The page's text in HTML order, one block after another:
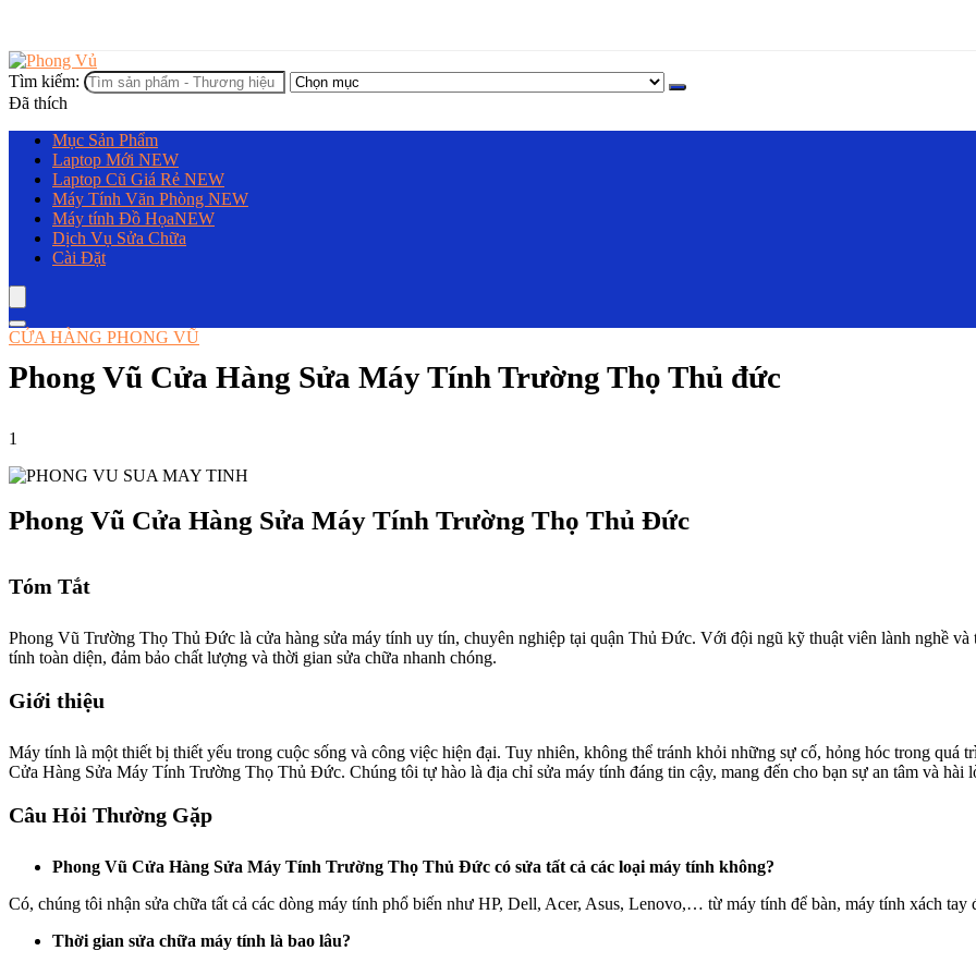
Tìm kiếm:
Đã thích
Mục Sản Phẩm
Laptop Mới NEW
Laptop Cũ Giá Rẻ NEW
Máy Tính Văn Phòng NEW
Máy tính Đồ HọaNEW
Dịch Vụ Sửa Chữa
Cài Đặt
CỬA HÀNG PHONG VŨ
Phong Vũ Cửa Hàng Sửa Máy Tính Trường Thọ Thủ đức
1
Phong Vũ Cửa Hàng Sửa Máy Tính Trường Thọ Thủ Đức
Tóm Tắt
Phong Vũ Trường Thọ Thủ Đức là cửa hàng sửa máy tính uy tín, chuyên nghiệp tại quận Thủ Đức. Với đội ngũ kỹ thuật viên lành nghề và
tính toàn diện, đảm bảo chất lượng và thời gian sửa chữa nhanh chóng.
Giới thiệu
Máy tính là một thiết bị thiết yếu trong cuộc sống và công việc hiện đại. Tuy nhiên, không thể tránh khỏi những sự cố, hỏng hóc trong quá
Cửa Hàng Sửa Máy Tính Trường Thọ Thủ Đức. Chúng tôi tự hào là địa chỉ sửa máy tính đáng tin cậy, mang đến cho bạn sự an tâm và hài
Câu Hỏi Thường Gặp
Phong Vũ Cửa Hàng Sửa Máy Tính Trường Thọ Thủ Đức có sửa tất cả các loại máy tính không?
Có, chúng tôi nhận sửa chữa tất cả các dòng máy tính phổ biến như HP, Dell, Acer, Asus, Lenovo,… từ máy tính để bàn, máy tính xách tay
Thời gian sửa chữa máy tính là bao lâu?